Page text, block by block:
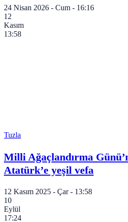
24 Nisan 2026 - Cum - 16:16
12
Kasım
13:58
Tuzla
Milli Ağaçlandırma
Atatürk’e yeşil vefa
12 Kasım 2025 - Çar - 13:58
10
Eylül
17:24